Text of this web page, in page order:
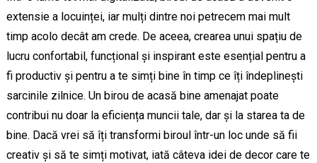
extensie a locuinței, iar mulți dintre noi petrecem mai mult
timp acolo decât am crede. De aceea, crearea unui spațiu de
lucru confortabil, funcțional și inspirant este esențial pentru a
fi productiv și pentru a te simți bine în timp ce îți îndeplinești
sarcinile zilnice. Un birou de acasă bine amenajat poate
contribui nu doar la eficiența muncii tale, dar și la starea ta de
bine. Dacă vrei să îți transformi biroul într-un loc unde să fii
creativ și să te simți motivat, iată câteva idei de decor care te